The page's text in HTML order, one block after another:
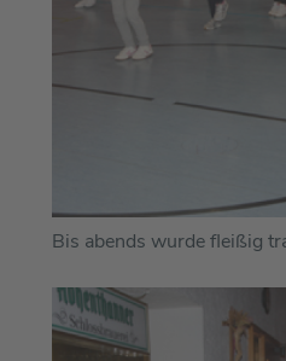
Bis abends wurde fleißig